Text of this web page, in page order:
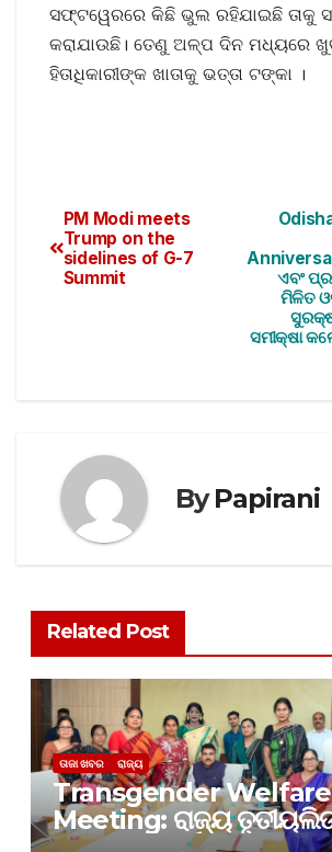
ସଫ୍ଟୱେରରେ କିଛି ଭୁଲ ରହିଯାଇଛି ତାକୁ
କରାଯାଉଛି। ତେଣୁ ଅଳ୍ପ ଦିନ ମଧ୍ୟରେ
ହିତାଧିକାରୀଙ୍କ ଖାତାକୁ ଭତ୍ତା ଟଙ୍କା ।
ଏବଂ
ମିଳିତ
ସମୀକ୍ଷା
PM Modi meets
Trump on the
sidelines of G-7
Summit
ByPapirani
Related Post
ତାଜା ଖବର ରାଜ୍ୟ
Transgender
Meeting: ରାଜ୍ୟ